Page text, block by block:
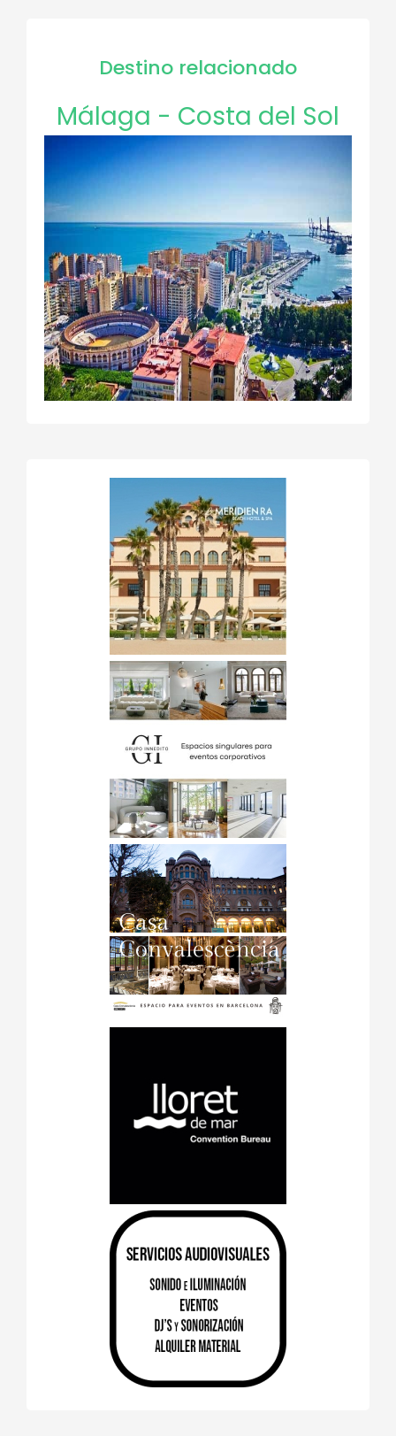
Destino relacionado
Málaga - Costa del Sol